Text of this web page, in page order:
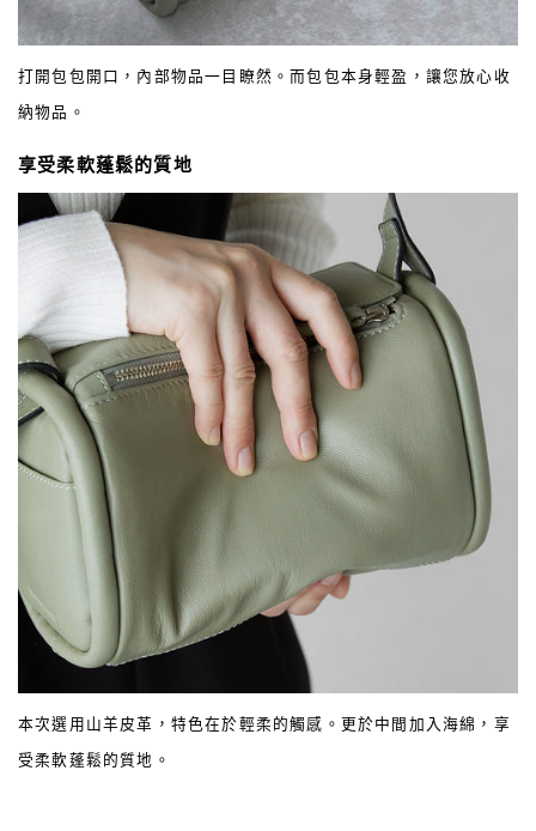
打開包包開口，內部物品一目瞭然。而包包本身輕盈，讓您放心收
納物品。
享受柔軟蓬鬆的質地
本次選用山羊皮革，特色在於輕柔的觸感。更於中間加入海綿，享
受柔軟蓬鬆的質地。